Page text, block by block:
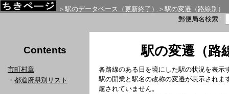
＞ 駅のデータベース（更新終了）
＞駅の変遷（路線別）
郵便局名検索
Contents
市町村章
・ 都道府県別リスト
駅の変遷（路
各路線のある日を境にした駅の状況を表示
駅の開業と駅名の改称の変遷が表示されま
慮されていません。